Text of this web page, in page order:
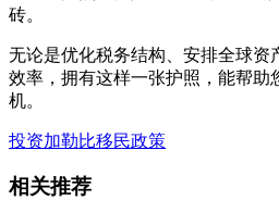
砖。
无论是优化税务结构、安排全球资
效率，拥有这样一张护照，能帮助
机。
投资加勒比移民政策
相关推荐